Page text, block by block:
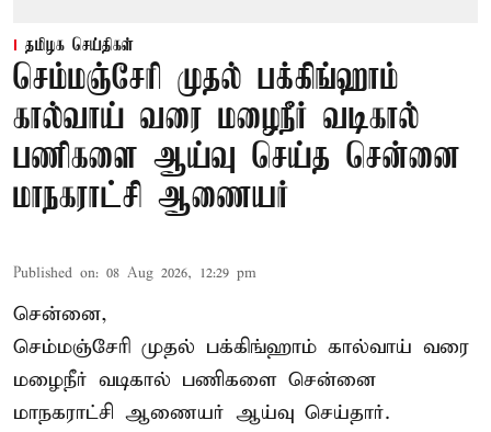
தமிழக செய்திகள்
செம்மஞ்சேரி முதல் பக்கிங்ஹாம்
கால்வாய் வரை மழைநீர் வடிகால்
பணிகளை ஆய்வு செய்த சென்னை
மாநகராட்சி ஆணையர்
Published on: 08 Aug 2026, 12:29 pm
சென்னை,
செம்மஞ்சேரி முதல் பக்கிங்ஹாம் கால்வாய் வரை
மழைநீர் வடிகால் பணிகளை சென்னை
மாநகராட்சி ஆணையர் ஆய்வு செய்தார்.